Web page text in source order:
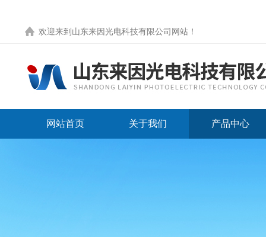
欢迎来到 山东来因光电科技有限公司网站 ！
网站首页 关于我们 产品中心